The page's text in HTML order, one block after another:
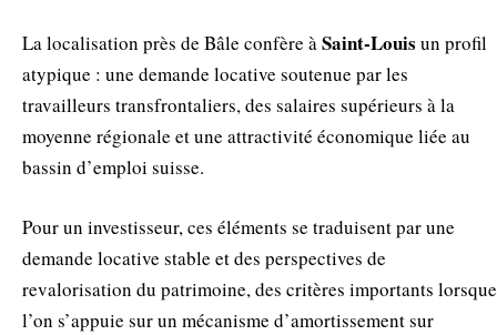
La localisation près de Bâle confère àSaint‑Louis un profil
atypique : une demande locative soutenue par les
travailleurs transfrontaliers, des salaires supérieurs à la
moyenne régionale et une attractivité économique liée au
bassin d’emploi suisse.
Pour un investisseur, ces éléments se traduisent par une
demande locative stable et des perspectives de
revalorisation du patrimoine, des critères importants lorsque
l’on s’appuie sur un mécanisme d’amortissement sur